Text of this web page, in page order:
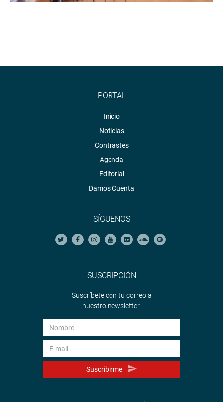
PORTAL
Inicio
Noticias
Contrastes
Agenda
Editorial
Damos Cuenta
SÍGUENOS
SUSCRIPCIÓN
Suscríbete con tu correo a
nuestro newsletter.
Suscribirme